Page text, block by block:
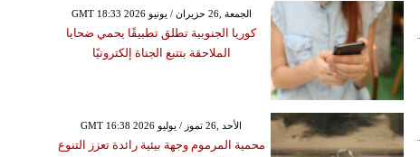
GMT 18:33 2026 الجمعة ,26 حزيران / يونيو
كوريا الجنوبية تطلق تطبيقًا يحمي ضحايا
الملاحقة بتتبع الجناة إلكترونيًا
GMT 16:38 2026 الأحد ,26 تموز / يوليو
محمية المرموم وجهة بيئية رائدة تعزز التنوع